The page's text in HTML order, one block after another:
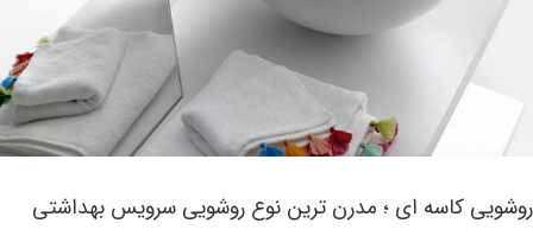
کاسه ای ؛ مدرن ترین نوع روشویی سرویس بهداشتی